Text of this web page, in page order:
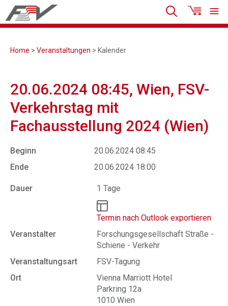
Home > Veranstaltungen > Kalender
20.06.2024 08:45, Wien, FSV-
Verkehrstag mit
Fachausstellung 2024 (Wien)
Beginn
20.06.2024 08:45
Ende
20.06.2024 18:00
Dauer 1 Tage
Termin nach Outlook exportieren
Veranstalter
Forschungsgesellschaft Straße -
Schiene - Verkehr
Veranstaltungsart
FSV-Tagung
Ort
Vienna Marriott Hotel
Parkring 12a
1010 Wien